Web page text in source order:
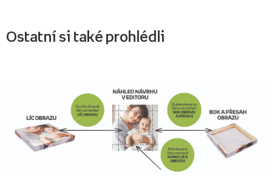
Ostatní si také prohlédli